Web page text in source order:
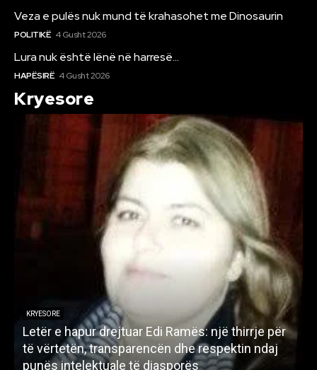
Veza e pulës nuk mund të krahasohet me Dinosaurin
POLITIKË 4 Gusht 2026
Lura nuk është lënë në harresë…
HAPËSIRË 4 Gusht 2026
Kryesore
KRYESORE
Letër e hapur drejtuar Edi Ramës: një thirrje për
të vërtetën, transparencën dhe respektin ndaj
punës intelektuale të diasporës